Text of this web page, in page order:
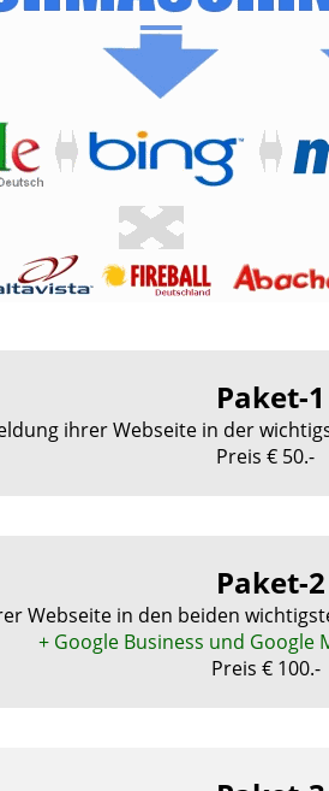
Paket-1
ihrer Webseite in der
Preis € 50.-
Paket-2
Webseite in den beiden
+ Google Business und Google
Preis € 100.-